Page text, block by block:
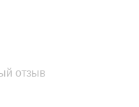
отзыв